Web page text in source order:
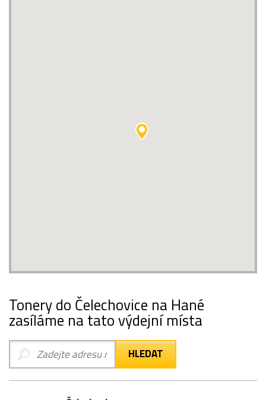
Tonery do Čelechovice na Hané
zasíláme na tato výdejní místa